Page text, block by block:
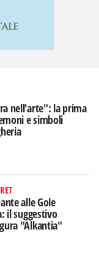
nell'arte": la prima
e simboli
alle Gole
il suggestivo
"Alkantia"